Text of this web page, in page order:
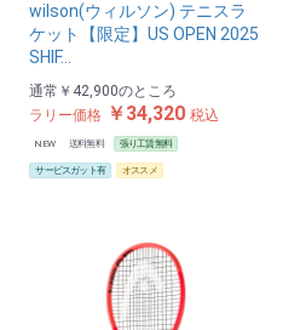
wilson(ウィルソン) テニスラ
ケット【限定】US OPEN 2025
SHIF…
通常 ￥42,900のところ
ラリー価格 ￥34,320税込
NEW 送料無料 張り工賃無料
サービスガット有 オススメ